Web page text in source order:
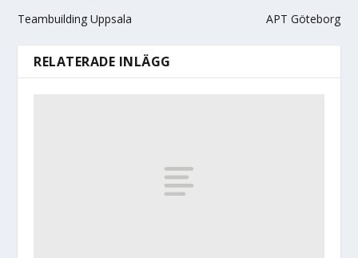
Teambuilding Uppsala APT Göteborg
RELATERADE INLÄGG